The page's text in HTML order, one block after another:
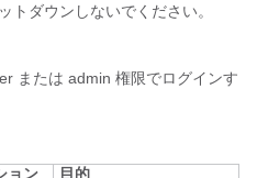
トダウンしないでください。
または admin 権限でログインす
ョン
目的